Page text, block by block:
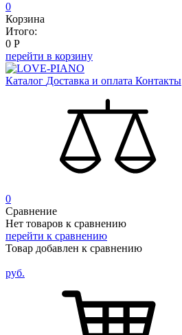
0
Корзина
Итого:
0 Р
перейти в корзину
Каталог Доставка и оплата Контакты
0
Сравнение
Нет товаров к сравнению
перейти к сравнению
Товар добавлен к сравнению
руб.